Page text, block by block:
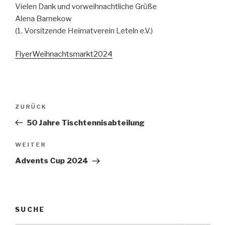
Vielen Dank und vorweihnachtliche Grüße
Alena Barnekow
(1. Vorsitzende Heimatverein Leteln e.V.)
FlyerWeihnachtsmarkt2024
Beitragsnavigation
Vorheriger
Beitrag
ZURÜCK
50 Jahre Tischtennisabteilung
Nächster
Beitrag
WEITER
Advents Cup 2024
SUCHE